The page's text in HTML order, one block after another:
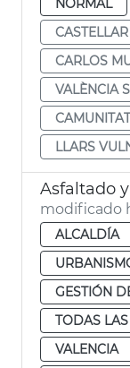
CARLOS
VALÈNCIA
LLARS
modificado
ALCALDÍA
GESTIÓN
TODAS
VALENCIA